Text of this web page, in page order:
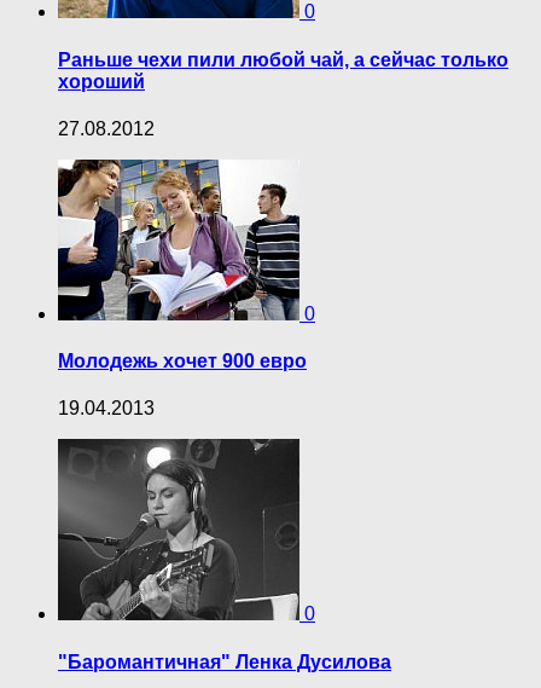
0
Раньше чехи пили любой чай, а сейчас только
хороший
27.08.2012
0
Молодежь хочет 900 евро
19.04.2013
0
"Баромантичная" Ленка Дусилова